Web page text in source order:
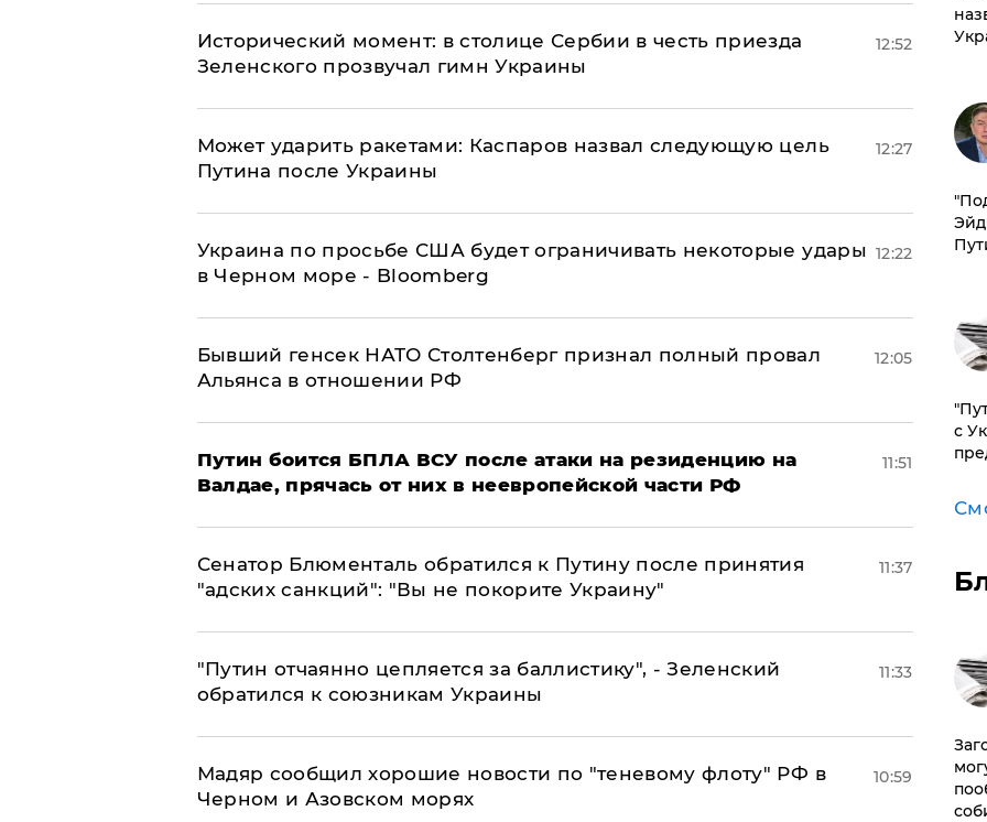
Исторический момент: в столице Сербии в честь приезда
Зеленского прозвучал гимн Украины
12:52
Может ударить ракетами: Каспаров назвал следующую цель
Путина после Украины
12:27
Украина по просьбе США будет ограничивать некоторые удары
в Черном море - Bloomberg
12:22
Бывший генсек НАТО Столтенберг признал полный провал
Альянса в отношении РФ
12:05
Путин боится БПЛА ВСУ после атаки на резиденцию на
Валдае, прячась от них в неевропейской части РФ
11:51
Сенатор Блюменталь обратился к Путину после принятия
"адских санкций": "Вы не покорите Украину"
11:37
"Путин отчаянно цепляется за баллистику", - Зеленский
обратился к союзникам Украины
11:33
Мадяр сообщил хорошие новости по "теневому флоту" РФ в
Черном и Азовском морях
10:59
с